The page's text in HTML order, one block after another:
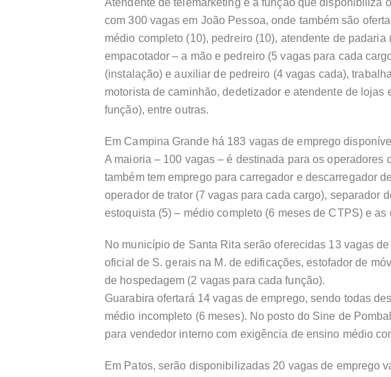
Atendente de telemarketing é a função que disponibiliza
com 300 vagas em João Pessoa, onde também são
médio completo (10), pedreiro (10), atendente de
empacotador – a mão e pedreiro (5 vagas para cada
(instalação) e auxiliar de pedreiro (4 vagas cada),
motorista de caminhão, dedetizador e atendente de lojas
função), entre outras.
Em Campina Grande há 183 vagas de emprego
A maioria – 100 vagas – é destinada para os operadores
também tem emprego para carregador e descarregador
operador de trator (7 vagas para cada cargo), separador
estoquista (5) – médio completo (6 meses de CTPS) e
No município de Santa Rita serão oferecidas 13 vagas
oficial de S. gerais na M. de edificações, estofador de
de hospedagem (2 vagas para cada função).
Guarabira ofertará 14 vagas de emprego, sendo todas
médio incompleto (6 meses). No posto do Sine de
para vendedor interno com exigência de ensino médio
Em Patos, serão disponibilizadas 20 vagas de emprego